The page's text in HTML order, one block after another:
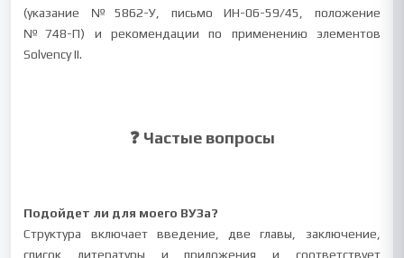
(указание №5862-У, письмо ИН-06-59/45, положение
№748-П) и рекомендации по применению элементов
Solvency II.
❓ Частые вопросы
Подойдет ли для моего ВУЗа?
Структура включает введение, две главы, заключение,
список литературы и приложения и соответствует